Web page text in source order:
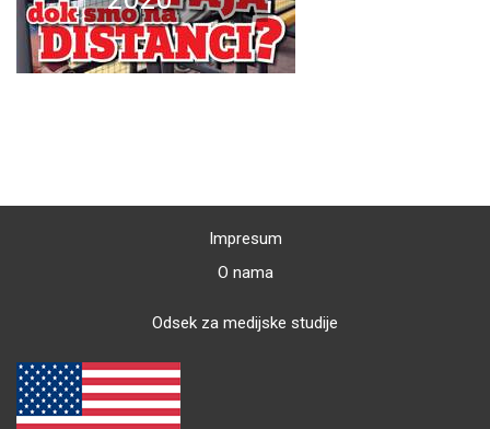
Impresum
O nama
Odsek za medijske studije